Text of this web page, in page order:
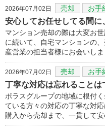
2026年07月02日 売却 お手
安心してお任せしてる間
マンション売却の際は大変お
に続いて、自宅マンションの
産営業の担当者様にお会いしま
2026年07月02日 売却 お手
丁寧な対応は忘れることは
ポラスグループの地域に根付
ている方々の対応の丁寧な対
購入から売却まで、一貫して